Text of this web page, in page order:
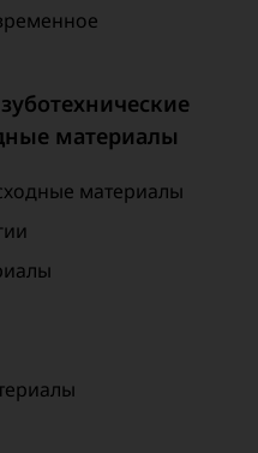
материалы
материалы